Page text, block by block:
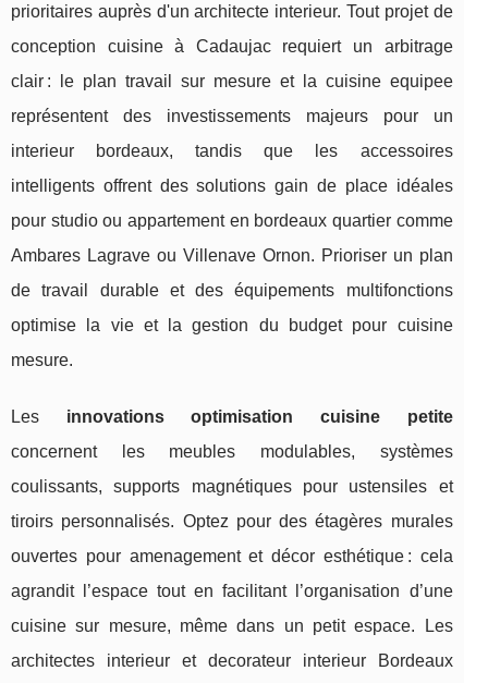
prioritaires auprès d'un architecte interieur. Tout projet de
conception cuisine à Cadaujac requiert un arbitrage
clair : le plan travail sur mesure et la cuisine equipee
représentent des investissements majeurs pour un
interieur bordeaux, tandis que les accessoires
intelligents offrent des solutions gain de place idéales
pour studio ou appartement en bordeaux quartier comme
Ambares Lagrave ou Villenave Ornon. Prioriser un plan
de travail durable et des équipements multifonctions
optimise la vie et la gestion du budget pour cuisine
mesure.
Les innovations optimisation cuisine petite
concernent les meubles modulables, systèmes
coulissants, supports magnétiques pour ustensiles et
tiroirs personnalisés. Optez pour des étagères murales
ouvertes pour amenagement et décor esthétique : cela
agrandit l’espace tout en facilitant l’organisation d’une
cuisine sur mesure, même dans un petit espace. Les
architectes interieur et decorateur interieur Bordeaux